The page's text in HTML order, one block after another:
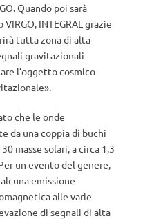
Quando poi sarà
INTEGRAL grazie
tutta zona di alta
gravitazionali
l’oggetto cosmico
che le onde
da una coppia di buchi
masse solari, a circa 1,3
un evento del genere,
emissione
alle varie
di segnali di alta